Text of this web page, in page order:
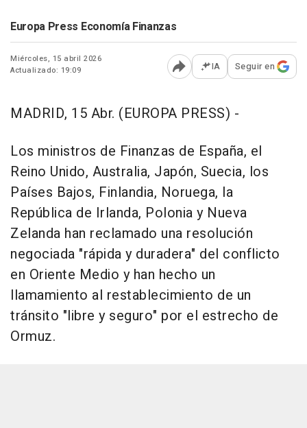
Europa Press Economía Finanzas
Miércoles, 15 abril 2026
Actualizado: 19:09
Abrir opciones para
IA Seguir en
MADRID, 15 Abr. (EUROPA PRESS) -
Los ministros de Finanzas de España, el
Reino Unido, Australia, Japón, Suecia, los
Países Bajos, Finlandia, Noruega, la
República de Irlanda, Polonia y Nueva
Zelanda han reclamado una resolución
negociada "rápida y duradera" del conflicto
en Oriente Medio y han hecho un
llamamiento al restablecimiento de un
tránsito "libre y seguro" por el estrecho de
Ormuz.